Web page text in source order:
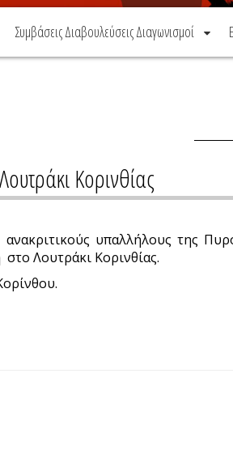
Συμβάσεις Διαβουλεύσεις Διαγωνισμοί
Κορινθίας
υπαλλήλους της
Λουτράκι Κορινθίας.